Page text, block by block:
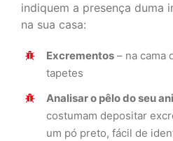
indiquem a presença duma
na sua casa:
Excrementos – na cama
tapetes
Analisar o pêlo do seu
costumam depositar
um pó preto, fácil de